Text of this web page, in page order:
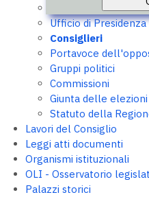
Ufficio di Presidenza
Consiglieri
Portavoce
Gruppi politici
Commissioni
Giunta delle elezioni
Statuto della
Lavori del Consiglio
Leggi atti documenti
Organismi istituzionali
OLI - Osservatorio
Palazzi storici